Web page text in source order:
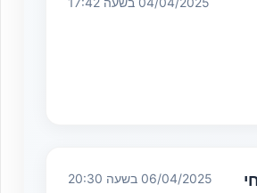
06/04/2025 בשעה 20:30